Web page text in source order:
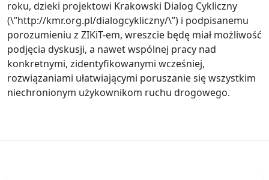
roku, dzieki projektowi Krakowski Dialog Cykliczny
(\”http://kmr.org.pl/dialogcykliczny/\”) i podpisanemu
porozumieniu z ZIKiT-em, wreszcie będę miał możliwość
podjęcia dyskusji, a nawet wspólnej pracy nad
konkretnymi, zidentyfikowanymi wcześniej,
rozwiązaniami ułatwiającymi poruszanie się wszystkim
niechronionym użykownikom ruchu drogowego.